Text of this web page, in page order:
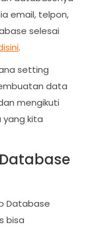
email, telpon,
selesai
.
setting
data
mengikuti
yang kita
Database
bisa